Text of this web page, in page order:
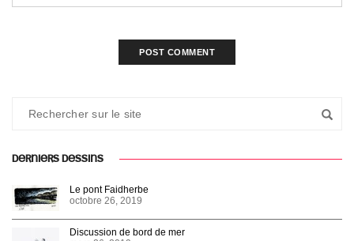
DERNIERS DESSINS
Le pont Faidherbe
octobre 26, 2019
Discussion de bord de mer